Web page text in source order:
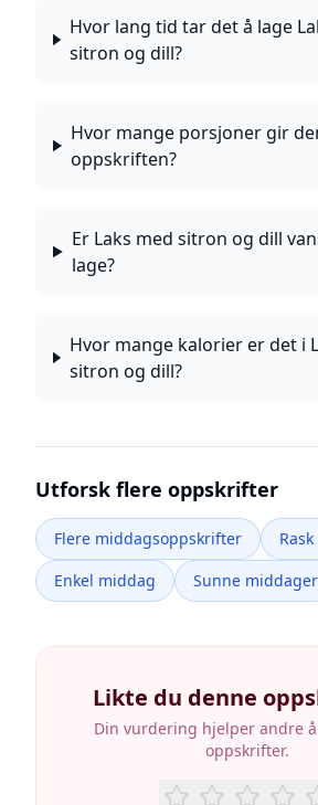
Hvor lang tid tar det å lage
sitron og dill?
Hvor mange porsjoner gir
oppskriften?
Er Laks med sitron og dill
lage?
Hvor mange kalorier er det i
sitron og dill?
Utforsk flere oppskrifter
Flere middagsoppskrifter
Enkel middag
Sunne middager
Likte du denne
Din vurdering hjelper andre
oppskrifter.